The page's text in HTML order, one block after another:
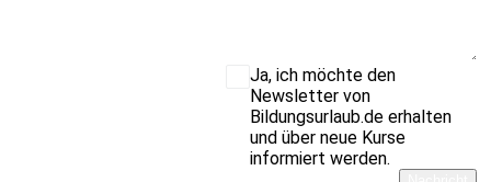
Ja, ich möchte den
Newsletter von
Bildungsurlaub.de erhalten
und über neue Kurse
informiert werden.